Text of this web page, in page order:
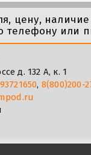
цену,
телефону или
д. 132 А, к. 1
, 8(800)200-